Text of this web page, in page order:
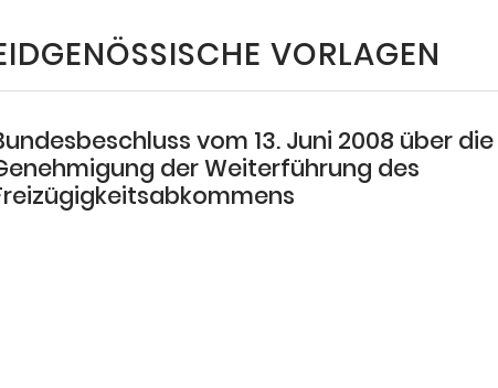
VORLAGEN
vom 13. Juni 2008 über die
der Weiterführung des